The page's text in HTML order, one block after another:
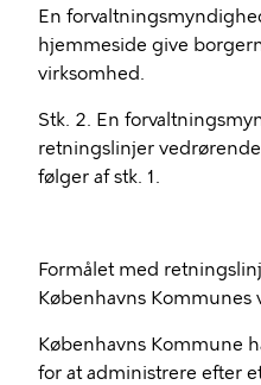
En
hjemmeside give
virksomhed.
Stk. 2. En
retningslinjer
følger af stk. 1.
Formålet med
Københavns Kommunes
Københavns Kommune
for at administrere efter